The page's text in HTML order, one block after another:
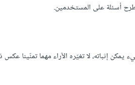
طرح أسئلة على المستخدمين.